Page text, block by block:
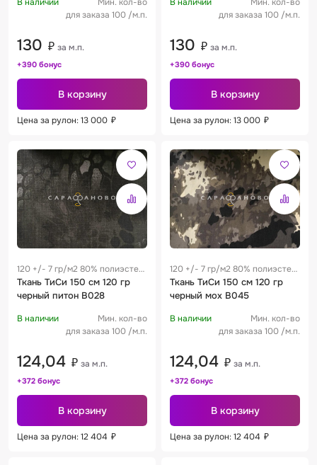
для заказа 100 /м.п.
130 ₽ за м.п.
+390 бонус
В корзину
Цена за рулон: 13 000 ₽
для заказа 100 /м.п.
130 ₽ за м.п.
+390 бонус
В корзину
Цена за рулон: 13 000 ₽
120 +/- 7 гр/м2 80% полиэстер
/ 20% хлопок 0.25 м
Ткань ТиСи 150 см 120 гр
черный питон В028
В наличии
Мин. кол-во
для заказа 100 /м.п.
124,04 ₽ за м.п.
+372 бонус
В корзину
Цена за рулон: 12 404 ₽
120 +/- 7 гр/м2 80% полиэстер
/ 20% хлопок 0.25 м
Ткань ТиСи 150 см 120 гр
черный мох В045
В наличии
Мин. кол-во
для заказа 100 /м.п.
124,04 ₽ за м.п.
+372 бонус
В корзину
Цена за рулон: 12 404 ₽